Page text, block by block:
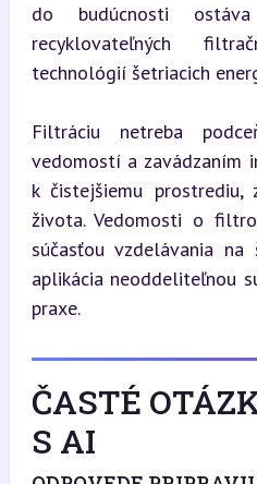
do budúcnosti
recyklovateľných
technológií šetriacich
Filtráciu netreba
vedomostí a zavádzaním
k čistejšiemu
života. Vedomosti o
súčasťou vzdelávania
aplikácia neoddeliteľnou
praxe.
ČASTÉ
S AI